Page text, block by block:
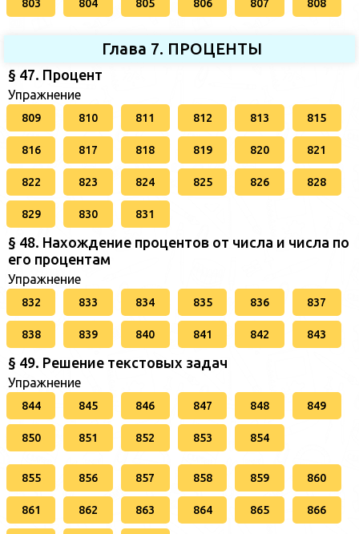
803 804 805 806 807 808
Глава 7. ПРОЦЕНТЫ
§ 47. Процент
Упражнение
809 810 811 812 813 815
816 817 818 819 820 821
822 823 824 825 826 828
829 830 831
§ 48. Нахождение процентов от числа и числа по
его процентам
Упражнение
832 833 834 835 836 837
838 839 840 841 842 843
§ 49. Решение текстовых задач
Упражнение
844 845 846 847 848 849
850 851 852 853 854
855 856 857 858 859 860
861 862 863 864 865 866